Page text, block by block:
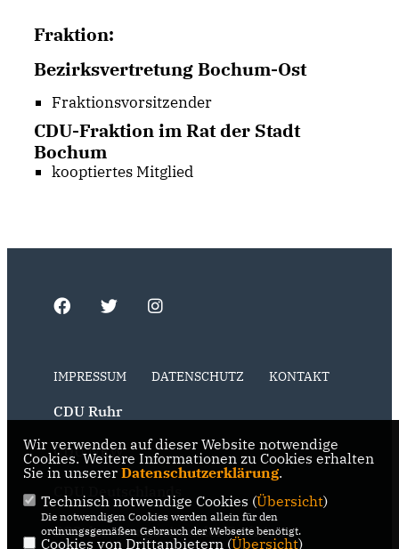
Fraktion:
Bezirksvertretung Bochum-Ost
Fraktionsvorsitzender
CDU-Fraktion im Rat der Stadt
Bochum
kooptiertes Mitglied
IMPRESSUM DATENSCHUTZ KONTAKT
CDU Ruhr
CDU NRW
CDU Deutschlands
RSS der Neuigkeiten der Fraktion
Wir verwenden auf dieser Website notwendige
Cookies. Weitere Informationen zu Cookies erhalten
Sie in unserer Datenschutzerklärung.
Technisch notwendige Cookies (Übersicht)
Die notwendigen Cookies werden allein für den
ordnungsgemäßen Gebrauch der Webseite benötigt.
Cookies von Drittanbietern (Übersicht)